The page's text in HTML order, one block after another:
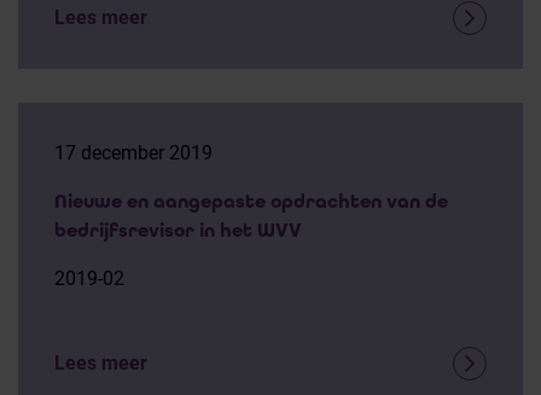
Lees meer
17 december 2019
Nieuwe en aangepaste opdrachten van de
bedrijfsrevisor in het WVV
2019-02
Lees meer